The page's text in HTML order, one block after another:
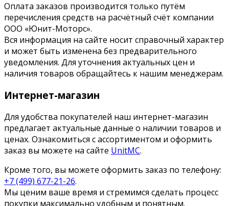
Оплата заказов производится только путём
перечисления средств на расчётный счёт компании
ООО «Юнит-Моторс».
Вся информация на сайте носит справочный характер
и может быть изменена без предварительного
уведомления. Для уточнения актуальных цен и
наличия товаров обращайтесь к нашим менеджерам.
Интернет-магазин
Для удобства покупателей наш интернет-магазин
предлагает актуальные данные о наличии товаров и
ценах. Ознакомиться с ассортиментом и оформить
заказ вы можете на сайте UnitMC.
Кроме того, вы можете оформить заказ по телефону:
+7 (499) 677-21-26.
Мы ценим ваше время и стремимся сделать процесс
покупки максимально удобным и понятным.